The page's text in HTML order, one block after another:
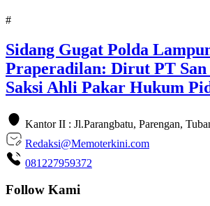
#
Sidang Gugat Polda
Praperadilan: Dirut PT
Saksi Ahli Pakar Hukum
Kantor II : Jl.Parangbatu, Parengan,
Redaksi@Memoterkini.com
081227959372
Follow Kami